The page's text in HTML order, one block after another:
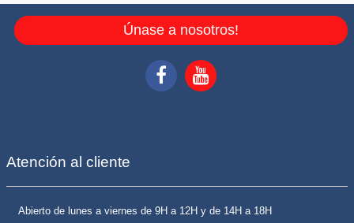
Únase a nosotros!
Atención al cliente
Abierto de lunes a viernes de 9H a 12H y de 14H a 18H